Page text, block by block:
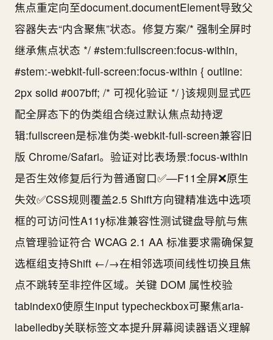
焦点重定向至document.documentElement导致父
容器失去“内含聚焦”状态。修复方案/* 强制全屏时
继承焦点状态 */ #stem:fullscreen:focus-within,
#stem:-webkit-full-screen:focus-within { outline:
2px solid #007bff; /* 可视化验证 */ }该规则显式匹
配全屏态下的伪类组合绕过默认焦点劫持逻
辑:fullscreen是标准伪类-webkit-full-screen兼容旧
版 Chrome/Safari。验证对比表场景:focus-within
是否生效修复后行为普通窗口✅—F11全屏❌原生
失效✅CSS规则覆盖2.5 Shift方向键精准选中选项
框的可访问性A11y标准兼容性测试键盘导航与焦
点管理验证符合 WCAG 2.1 AA 标准要求需确保复
选框组支持Shift ←/→在相邻选项间线性切换且焦
点不跳转至非控件区域。关键 DOM 属性校验
tabindex0使原生input typecheckbox可聚焦aria-
labelledby关联标签文本提升屏幕阅读器语义理解